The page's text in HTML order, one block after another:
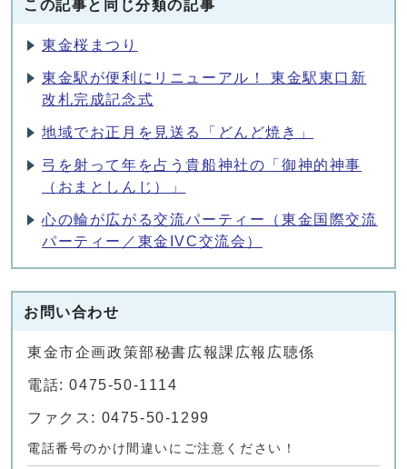
この記事と同じ分類の記事
東金桜まつり
東金駅が便利にリニューアル！ 東金駅東口新
改札完成記念式
地域でお正月を見送る「どんど焼き」
弓を射って年を占う貴船神社の「御神的神事
（おまとしんじ）」
心の輪が広がる交流パーティー（東金国際交流
パーティー／東金IVC交流会）
お問い合わせ
東金市企画政策部秘書広報課広報広聴係
電話: 0475-50-1114
ファクス: 0475-50-1299
電話番号のかけ間違いにご注意ください！